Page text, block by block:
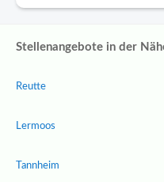
Stellenangebote in der
Reutte
Lermoos
Tannheim